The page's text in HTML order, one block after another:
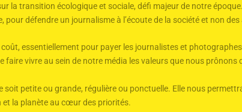
la transition écologique et sociale, défi majeur de notre
défendre un journalisme à l’écoute de la société et non
essentiellement pour payer les journalistes et
vivre au sein de notre média les valeurs que nous prônons
petite ou grande, régulière ou ponctuelle. Elle nous
et la planète au cœur des priorités.